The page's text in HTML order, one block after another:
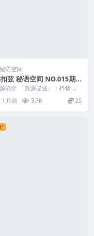
秘语空间
弦 秘语空间 NO.015期
至：2026.6.17
简介 「资源描述」：抖音 林
弦 秘语空间 NO.015期 【38P1
最...
1 月前 3.7K 25